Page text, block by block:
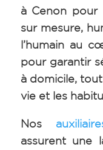
à Cenon pour
sur mesure,
l’humain au
pour garantir
à domicile,
vie et les
Nos
assurent une